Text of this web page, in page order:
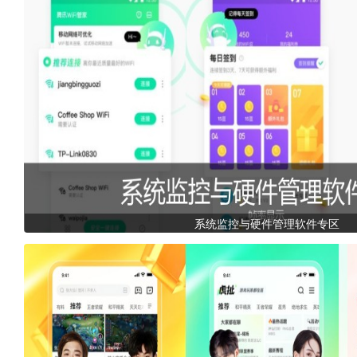
系统监控与硬件管理软件专区